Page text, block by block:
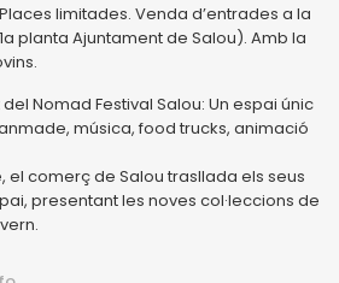
limitades. Venda d’entrades a la
planta Ajuntament de Salou). Amb la
Nomad Festival Salou: Un espai únic
música, food trucks, animació
el comerç de Salou trasllada els seus
presentant les noves col·leccions de